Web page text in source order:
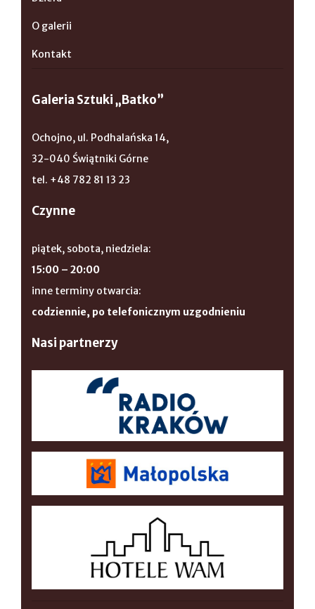
O galerii
Kontakt
Galeria Sztuki „Batko”
Ochojno, ul. Podhalańska 14,
32-040 Świątniki Górne
tel. +48 782 81 13 23
Czynne
piątek, sobota, niedziela:
15:00 – 20:00
inne terminy otwarcia:
codziennie, po telefonicznym uzgodnieniu
Nasi partnerzy